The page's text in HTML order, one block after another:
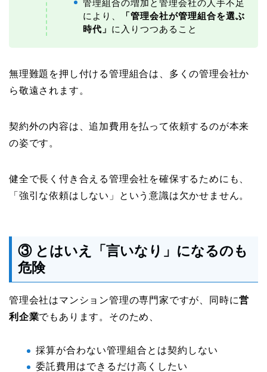
管理組合の増加と管理会社の人手不足
により、
「管理会社が管理組合を選ぶ
時代」 に入りつつあること
無理難題を押し付ける管理組合は、多くの管理会社か
ら敬遠されます。
契約外の内容は、追加費用を払って依頼するのが本来
の姿です。
健全で長く付き合える管理会社を確保するためにも、
「強引な依頼はしない」という意識は欠かせません。
③ とはいえ「言いなり」になるのも
危険
管理会社はマンション管理の専門家ですが、同時に営
利企業でもあります。そのため、
採算が合わない管理組合とは契約しない
委託費用はできるだけ高くしたい